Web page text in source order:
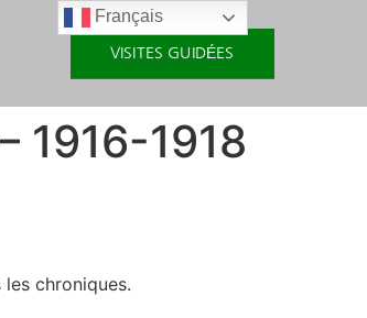
VISITES GUIDÉES
1916-1918
chroniques.
Français